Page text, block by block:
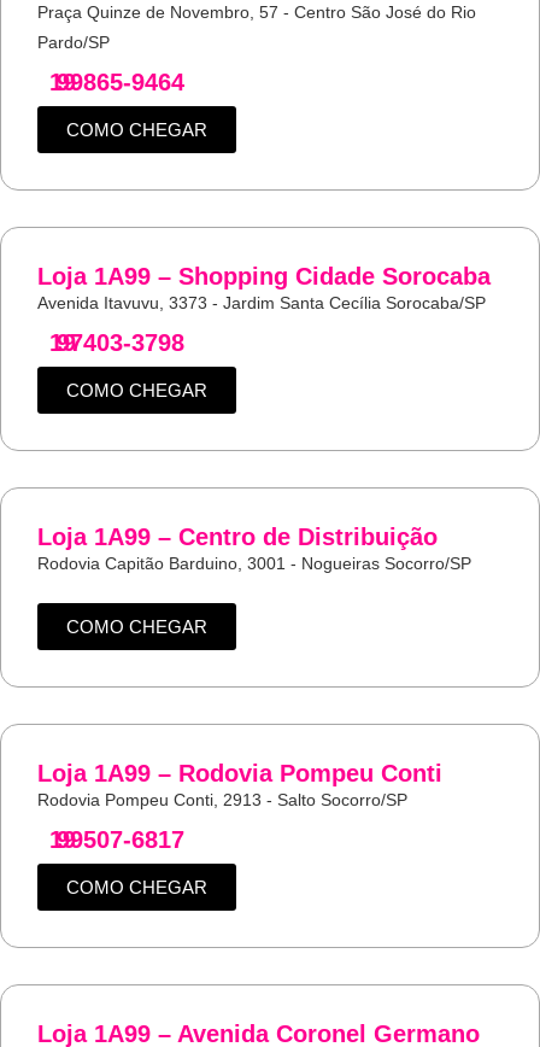
Praça Quinze de Novembro, 57 - Centro São José do Rio
Pardo/SP
19
99865-9464
COMO CHEGAR
Loja 1A99 – Shopping Cidade Sorocaba
Avenida Itavuvu, 3373 - Jardim Santa Cecília Sorocaba/SP
19
97403-3798
COMO CHEGAR
Loja 1A99 – Centro de Distribuição
Rodovia Capitão Barduino, 3001 - Nogueiras Socorro/SP
COMO CHEGAR
Loja 1A99 – Rodovia Pompeu Conti
Rodovia Pompeu Conti, 2913 - Salto Socorro/SP
19
99507-6817
COMO CHEGAR
Loja 1A99 – Avenida Coronel Germano